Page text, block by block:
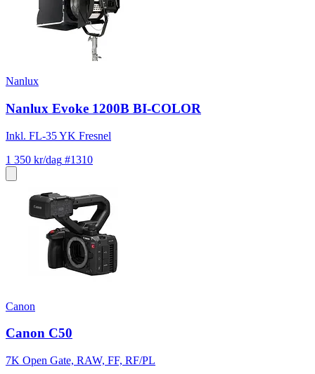
Nanlux
Nanlux Evoke 1200B BI-COLOR
Inkl. FL-35 YK Fresnel
1 350 kr/dag #1310
Canon
Canon C50
7K Open Gate, RAW, FF, RF/PL